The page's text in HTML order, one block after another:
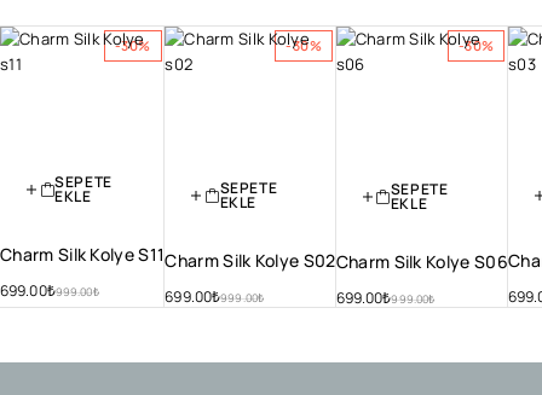
-30%
SEPETE
EKLE
Charm Silk Kolye S11
999.00₺
699.00₺
-30%
SEPETE
EKLE
Charm Silk Kolye S02
999.00₺
699.00₺
-30%
SEPETE
EKLE
Charm Silk Kolye S06
999.00₺
699.00₺